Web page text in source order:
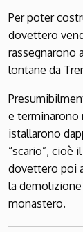
Per poter
dovettero
rassegnarono
lontane da
e terminarono
istallarono
“scario”, cioè
dovettero poi
la
monastero.